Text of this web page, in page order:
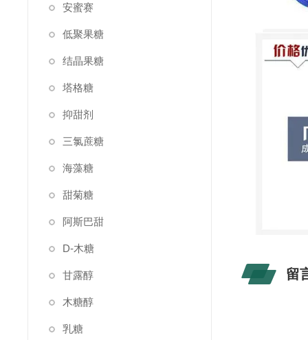
安蜜赛
低聚果糖
结晶果糖
塔格糖
抑甜剂
三氯蔗糖
海藻糖
甜菊糖
阿斯巴甜
D-木糖
甘露醇
木糖醇
乳糖
留